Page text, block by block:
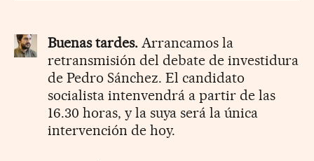
Buenas tardes. Arrancamos la
retransmisión del debate de investidura
de Pedro Sánchez. El candidato
socialista intenvendrá a partir de las
16.30 horas, y la suya será la única
intervención de hoy.